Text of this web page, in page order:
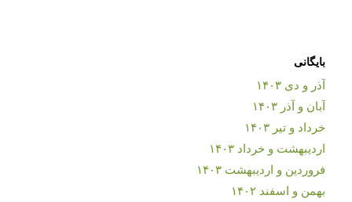
بایگانی
آذر و دی ۱۴۰۳
آبان و آذر ۱۴۰۳
خرداد و تیر ۱۴۰۳
اردیبهشت و خرداد ۱۴۰۳
فروردین و اردیبهشت ۱۴۰۳
بهمن و اسفند ۱۴۰۲